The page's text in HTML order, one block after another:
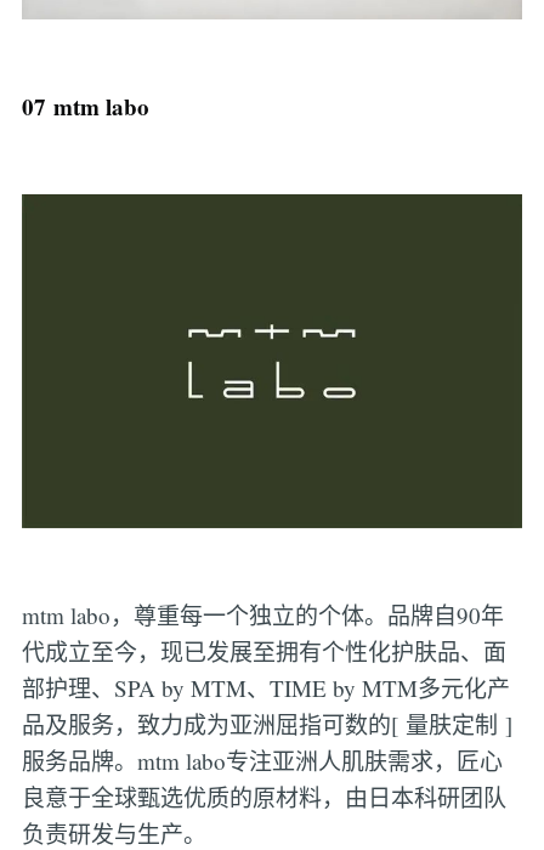
07 mtm labo
mtm labo，尊重每一个独立的个体。品牌自90年
代成立至今，现已发展至拥有个性化护肤品、面
部护理、SPA by MTM、TIME by MTM多元化产
品及服务，致力成为亚洲屈指可数的[ 量肤定制 ]
服务品牌。mtm labo专注亚洲人肌肤需求，匠心
良意于全球甄选优质的原材料，由日本科研团队
负责研发与生产。